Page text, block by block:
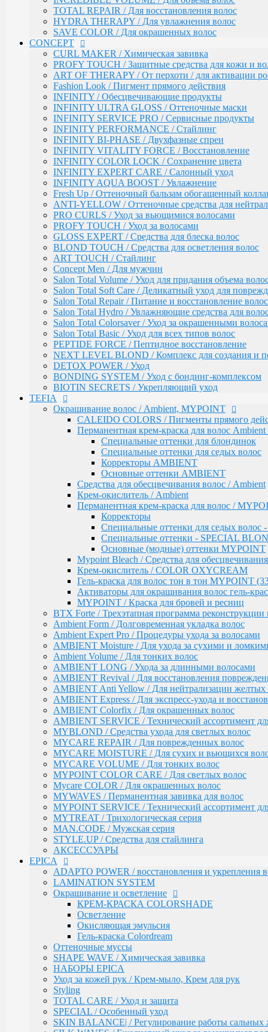
CALEIDO COLORS / Пигменты прямого
Перманентная крем-краска для волос Ambient
Специальные оттенки для блондинок
Специальные оттенки для седых волос
Основные оттенки AMBIENT
Средства для обесцвечивания волос / Ambient
Крем-окислитель / Ambient
Перманентная крем-краска для волос /
Корректоры
Специальные оттенки для седых волос
Специальные оттенки - SPECIAL
Основные (модные) оттенки MYPOINT
Mypoint Bleach / Средства для обесцвечивания
Крем-окислитель / COLOR OXYCREAM
Гель-краска для волос тон в тон MYPOINT (33
Активаторы для окрашивания волос гель-
MYPOINT / Краска для бровей и ресниц
BTX Forte / Трехэтапная программа реконструкции
Ambient Form / Долговременная укладка волос
Ambient Expert Pro / Процедуры ухода за волосами
AMBIENT Moisture / Для ухода за сухими и
Ambient Volume / Для тонких волос
AMBIENT LONG / Ухода за длинными волосами
AMBIENT Revival / Для восстановления
AMBIENT Anti Yellow / Для нейтрализации желтых
AMBIENT Express / Для экспресс-ухода и
AMBIENT Colorfix / Для окрашенных волос
AMBIENT SERVICE / Технический ассортимент для
MYBLOND / Средства ухода для светлых волос
MYCARE REPAIR / Для поврежденных волос
MYCARE MOISTURE / Для сухих и вьющихся волос
MYCARE VOLUME / Для тонких волос
MYPOINT COLOR CARE / Для светлых волос
Mycare COLOR / Для окрашенных волос
MYWAVES / Перманентная завивка для волос
MYPOINT SERVICE / Технический ассортимент для
MYTREAT / Трихологическая серия
MAN.CODE / Мужская серия
STYLE.UP / Средства для стайлинга
АКСЕССУАРЫ
ADAPTO POWER / восстановления и укрепления
LAMINATION SYSTEM
Окрашивание и осветление
КРЕМ-КРАСКА COLORSHADE
Осветление
Окисляющая эмульсия
Гель-краска Colordream
Оттеночные муссы
SHAPE WAVE / Химическая завивка
НАБОРЫ EPICA
Уход за кожей рук / Крем-мыло, Крем для рук
Styling
TOTAL CARE / Уход и защита
SPECIAL / Особенный уход
SKIN BALANCE| / Регулирование работы сальных
SILK WAVES / Ежедневный уход за вьющимися
HEMP THERAPY ORGANIC / Для роста волос
MEN'S / Мужская серия
COLD BLOND / Уход для blond
KERATIN PRO / Реконструкция и восстановление
ARGANIA RISE ORGANIC / Блеск и гладкость волос
AMBER SHINE ORGANIC / Для придания блеска
DEEP RECOVER / Восстановление поврежденных
VOLUME BOOSTER / Для придания объема
RICH COLOR / Для окрашенных волос
COMPLEX PRO / Защита во время и после
COLLAGEN PRO / Глубокое увлажнение волос
INTENSE MOISTURE / Для увлажнения и питания
DAILY HAIRCARE / Ежедневный уход
Техническая серия
Аксессуары
Ollin
PINK DREAM / Линия тонирующих средств для
L&P SYSTEM / Липидная система глубокого
НАБОРЫ
Anti-Yellow / Для нейтрализации жёлтых оттенков
Salon Beauty / Уход для увлажнения, питания и
Ultimate Care / Уход для окрашенных, поврежденных
Basic Line / Салонная линия по уходу за волосами
Bionika / Комплексный уход для волос и кожи
BIONIKA - От корней до кончиков
BIONIKA - Питание и блеск
BIONIKA - Плотность волос
BIONIKA - Против выпадения волос
BIONIKA - Реконструктор
BIONIKA - Экстра увлажнение
BIONIKA - Яркость цвета
Care / Уход за волосами
COCKTAIL BAR / Уходу за волосами
CURL & SMOOTH HAIR / Уходу за гладкими и
CURL HAIR / Химическая Завивка
FULL FORCE / Здоровье волос
FULL FORCE - Экстракт кокоса /
FULL FORCE / Экстракт пурпурного
TOTAL REPAIR / Для восстановления волос
HYDRA THERAPY / Для увлажнения волос
SAVE COLOR / Для окрашенных волос
CONCEPT
CURL MAKER / Химическая завивка
PROFY TOUCH / Защитные средства для кожи и
ART OF THERAPY / От перхоти / для активации
Fashion Look / Пигмент прямого действия
INFINITY / Обесцвечивающие продукты
INFINITY ULTRA GLOSS / Оттеночные маски
INFINITY SERVICE PRO / Сервисные продукты
INFINITY PERFORMANCE / Стайлинг
INFINITY BI-PHASE / Двухфазные спреи
INFINITY VITALITY FORCE / Восстановление
INFINITY COLOR LOCK / Сохранение цвета
INFINITY EXPERT CARE / Салонный уход
INFINITY AQUA BOOST / Увлажнение
Fresh Up / Оттеночный бальзам обогащенный
ANTI-YELLOW / Оттеночные средства для
PRO CURLS / Уход за вьющимися волосами
PROFY TOUCH / Уход за волосами
GLOSS EXPERT / Средства для блеска волос
BLOND TOUCH / Средства для осветления волос
ART TOUCH / Стайлинг
Concept Men / Для мужчин
Salon Total Volume / Уход для придания объема
Salon Total Soft Care / Деликатный уход для
Salon Total Repair / Питание и восстановление волос
Salon Total Hydro / Увлажняющие средства для
Salon Total Colorsaver / Уход за окрашенными
Salon Total Basic / Уход для всех типов волос
PEPTIDE FORCE / Пептидное восстановление
NEXT LEVEL BLOND / Комплекс для создания и
DETOX POWER / Уход
BONDING SYSTEM / Уход с бондинг-комплексом
BIOTIN SECRETS / Укрепляющий уход
TEFIA
Окрашивание волос / Ambient, MYPOINT
CALEIDO COLORS / Пигменты прямого
Перманентная крем-краска для волос Ambient
Специальные оттенки для блондинок
Специальные оттенки для седых волос
Корректоры AMBIENT
Основные оттенки AMBIENT
Средства для обесцвечивания волос / Ambient
Крем-окислитель / Ambient
Перманентная крем-краска для волос /
Корректоры
Специальные оттенки для седых волос
Специальные оттенки - SPECIAL
Основные (модные) оттенки MYPOINT
Mypoint Bleach / Средства для
Крем-окислитель / COLOR OXYCREAM
Гель-краска для волос тон в тон MYPOINT
Активаторы для окрашивания волос гель-
MYPOINT / Краска для бровей и ресниц
BTX Forte / Трехэтапная программа реконструкции
Ambient Form / Долговременная укладка волос
Ambient Expert Pro / Процедуры ухода за волосами
AMBIENT Moisture / Для ухода за сухими и
Ambient Volume / Для тонких волос
AMBIENT LONG / Ухода за длинными волосами
AMBIENT Revival / Для восстановления
AMBIENT Anti Yellow / Для нейтрализации желтых
AMBIENT Express / Для экспресс-ухода и
AMBIENT Colorfix / Для окрашенных волос
AMBIENT SERVICE / Технический ассортимент
MYBLOND / Средства ухода для светлых волос
MYCARE REPAIR / Для поврежденных волос
MYCARE MOISTURE / Для сухих и вьющихся
MYCARE VOLUME / Для тонких волос
MYPOINT COLOR CARE / Для светлых волос
Mycare COLOR / Для окрашенных волос
MYWAVES / Перманентная завивка для волос
MYPOINT SERVICE / Технический ассортимент
MYTREAT / Трихологическая серия
MAN.CODE / Мужская серия
STYLE.UP / Средства для стайлинга
АКСЕССУАРЫ
EPICA
ADAPTO POWER / восстановления и укрепления
LAMINATION SYSTEM
Окрашивание и осветление
КРЕМ-КРАСКА COLORSHADE
Осветление
Окисляющая эмульсия
Гель-краска Colordream
Оттеночные муссы
SHAPE WAVE / Химическая завивка
НАБОРЫ EPICA
Уход за кожей рук / Крем-мыло, Крем для рук
Styling
TOTAL CARE / Уход и защита
SPECIAL / Особенный уход
SKIN BALANCE| / Регулирование работы сальных